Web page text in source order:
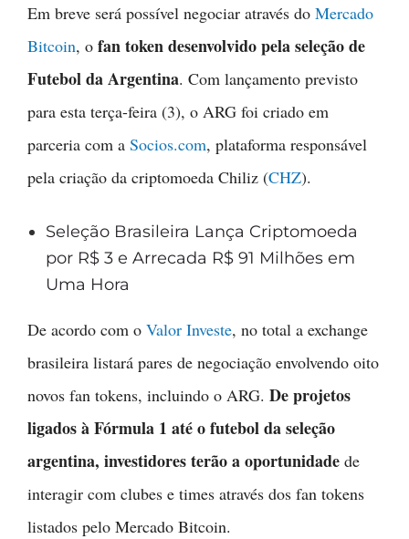
Em breve será possível negociar através do Mercado
Bitcoin, o fan token desenvolvido pela seleção de
Futebol da Argentina. Com lançamento previsto
para esta terça-feira (3), o ARG foi criado em
parceria com a Socios.com, plataforma responsável
pela criação da criptomoeda Chiliz (CHZ).
Seleção Brasileira Lança Criptomoeda
por R$ 3 e Arrecada R$ 91 Milhões em
Uma Hora
De acordo com o Valor Investe, no total a exchange
brasileira listará pares de negociação envolvendo oito
novos fan tokens, incluindo o ARG. De projetos
ligados à Fórmula 1 até o futebol da seleção
argentina, investidores terão a oportunidade de
interagir com clubes e times através dos fan tokens
listados pelo Mercado Bitcoin.